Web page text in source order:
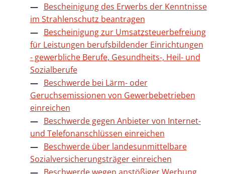
Bescheinigung des Erwerbs der Kenntnisse
im Strahlenschutz beantragen
Bescheinigung zur Umsatzsteuerbefreiung
für Leistungen berufsbildender Einrichtungen
- gewerbliche Berufe, Gesundheits-, Heil- und
Sozialberufe
Beschwerde bei Lärm- oder
Geruchsemissionen von Gewerbebetrieben
einreichen
Beschwerde gegen Anbieter von Internet-
und Telefonanschlüssen einreichen
Beschwerde über landesunmittelbare
Sozialversicherungsträger einreichen